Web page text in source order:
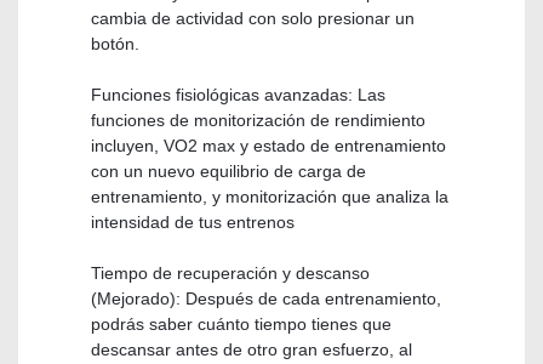
cambia de actividad con solo presionar un
botón.
Funciones fisiológicas avanzadas: Las
funciones de monitorización de rendimiento
incluyen, VO2 max y estado de entrenamiento
con un nuevo equilibrio de carga de
entrenamiento, y monitorización que analiza la
intensidad de tus entrenos
Tiempo de recuperación y descanso
(Mejorado): Después de cada entrenamiento,
podrás saber cuánto tiempo tienes que
descansar antes de otro gran esfuerzo, al